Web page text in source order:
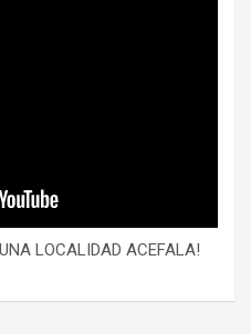
LOCALIDAD ACEFALA!